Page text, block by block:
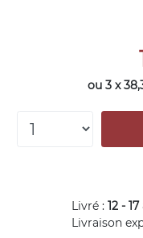
ou 3 x
Livré : 12 -
Livraison